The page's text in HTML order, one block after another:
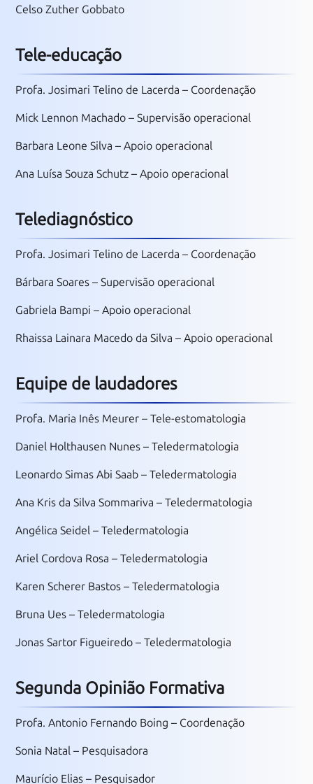
Celso Zuther Gobbato
Tele-educação
Profa. Josimari Telino de Lacerda – Coordenação
Mick Lennon Machado – Supervisão operacional
Barbara Leone Silva – Apoio operacional
Ana Luísa Souza Schutz – Apoio operacional
Telediagnóstico
Profa. Josimari Telino de Lacerda – Coordenação
Bárbara Soares – Supervisão operacional
Gabriela Bampi – Apoio operacional
Rhaissa Lainara Macedo da Silva– Apoio operacional
Equipe de laudadores
Profa. Maria Inês Meurer – Tele-estomatologia
Daniel Holthausen Nunes – Teledermatologia
Leonardo Simas Abi Saab – Teledermatologia
Ana Kris da Silva Sommariva – Teledermatologia
Angélica Seidel – Teledermatologia
Ariel Cordova Rosa – Teledermatologia
Karen Scherer Bastos – Teledermatologia
Bruna Ues – Teledermatologia
Jonas Sartor Figueiredo – Teledermatologia
Segunda Opinião Formativa
Profa. Antonio Fernando Boing – Coordenação
Sonia Natal – Pesquisadora
Maurício Elias – Pesquisador